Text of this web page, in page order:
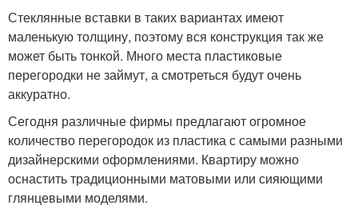
Стеклянные вставки в таких вариантах имеют
маленькую толщину, поэтому вся конструкция так же
может быть тонкой. Много места пластиковые
перегородки не займут, а смотреться будут очень
аккуратно.
Сегодня различные фирмы предлагают огромное
количество перегородок из пластика с самыми разными
дизайнерскими оформлениями. Квартиру можно
оснастить традиционными матовыми или сияющими
глянцевыми моделями.